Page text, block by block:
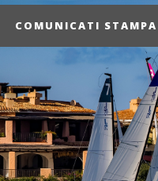
COMUNICATI STAMPA